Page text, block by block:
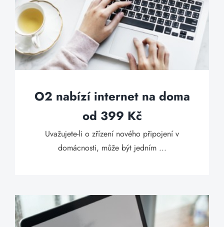
O2 nabízí internet na doma
od 399 Kč
Uvažujete-li o zřízení nového připojení v
domácnosti, může být jedním ...